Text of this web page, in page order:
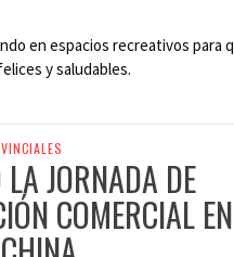
en espacios recreativos para
y saludables.
JORNADA DE
COMERCIAL